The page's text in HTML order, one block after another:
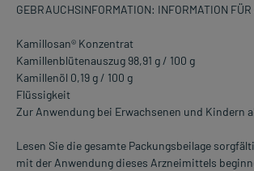
GEBRAUCHSINFORMATION: INFORMATION
Kamillosan® Konzentrat
Kamillenblütenauszug 98,91 g / 100 g
Kamillenöl 0,19 g / 100 g
Flüssigkeit
Zur Anwendung bei Erwachsenen und Kindern
Lesen Sie die gesamte Packungsbeilage
mit der Anwendung dieses Arzneimittels